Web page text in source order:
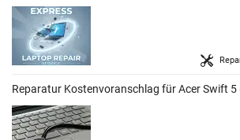
Reparatur Kostenvoranschlag für Acer Swift 5